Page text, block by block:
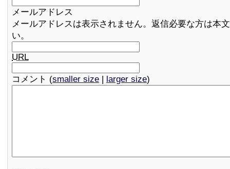
メールアドレス
メールアドレスは表示されません。返信必要な方は本
い。
URL
コメント (smaller size | larger size)